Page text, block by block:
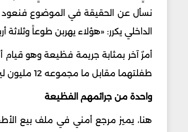
نسأل عن الحقيقة في الموضوع فنعود
الداخلي يكرر: «هؤلاء يهربن طوعاً
طفلتهما مقابل ما مجموعه 12 مليون ليرة على دفعتين، مع تسديد كلفة الولادة في المستشفى. أمر آخر فظيع.
واحدة من جرائمهم الفظيعة
هنا، يميز مرجع أمني في ملف بيع